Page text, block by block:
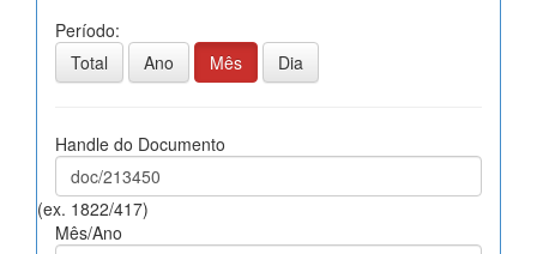
Período:
Total
Ano Mês Dia
Handle do Documento
(ex. 1822/417)
Mês/Ano